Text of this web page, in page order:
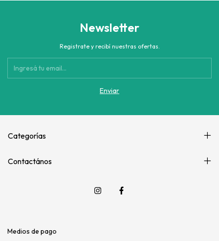
Newsletter
Registrate y recibí nuestras ofertas.
Categorías
Contactános
Medios de pago